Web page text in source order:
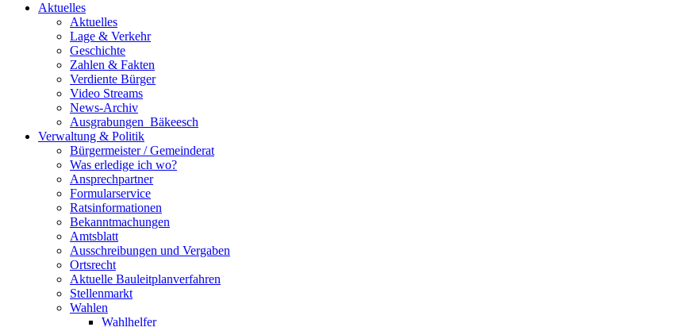
Aktuelles
Aktuelles
Lage & Verkehr
Geschichte
Zahlen & Fakten
Verdiente Bürger
Video Streams
News-Archiv
Ausgrabungen_Bäkeesch
Verwaltung & Politik
Bürgermeister / Gemeinderat
Was erledige ich wo?
Ansprechpartner
Formularservice
Ratsinformationen
Bekanntmachungen
Amtsblatt
Ausschreibungen und Vergaben
Ortsrecht
Aktuelle Bauleitplanverfahren
Stellenmarkt
Wahlen
Wahlhelfer